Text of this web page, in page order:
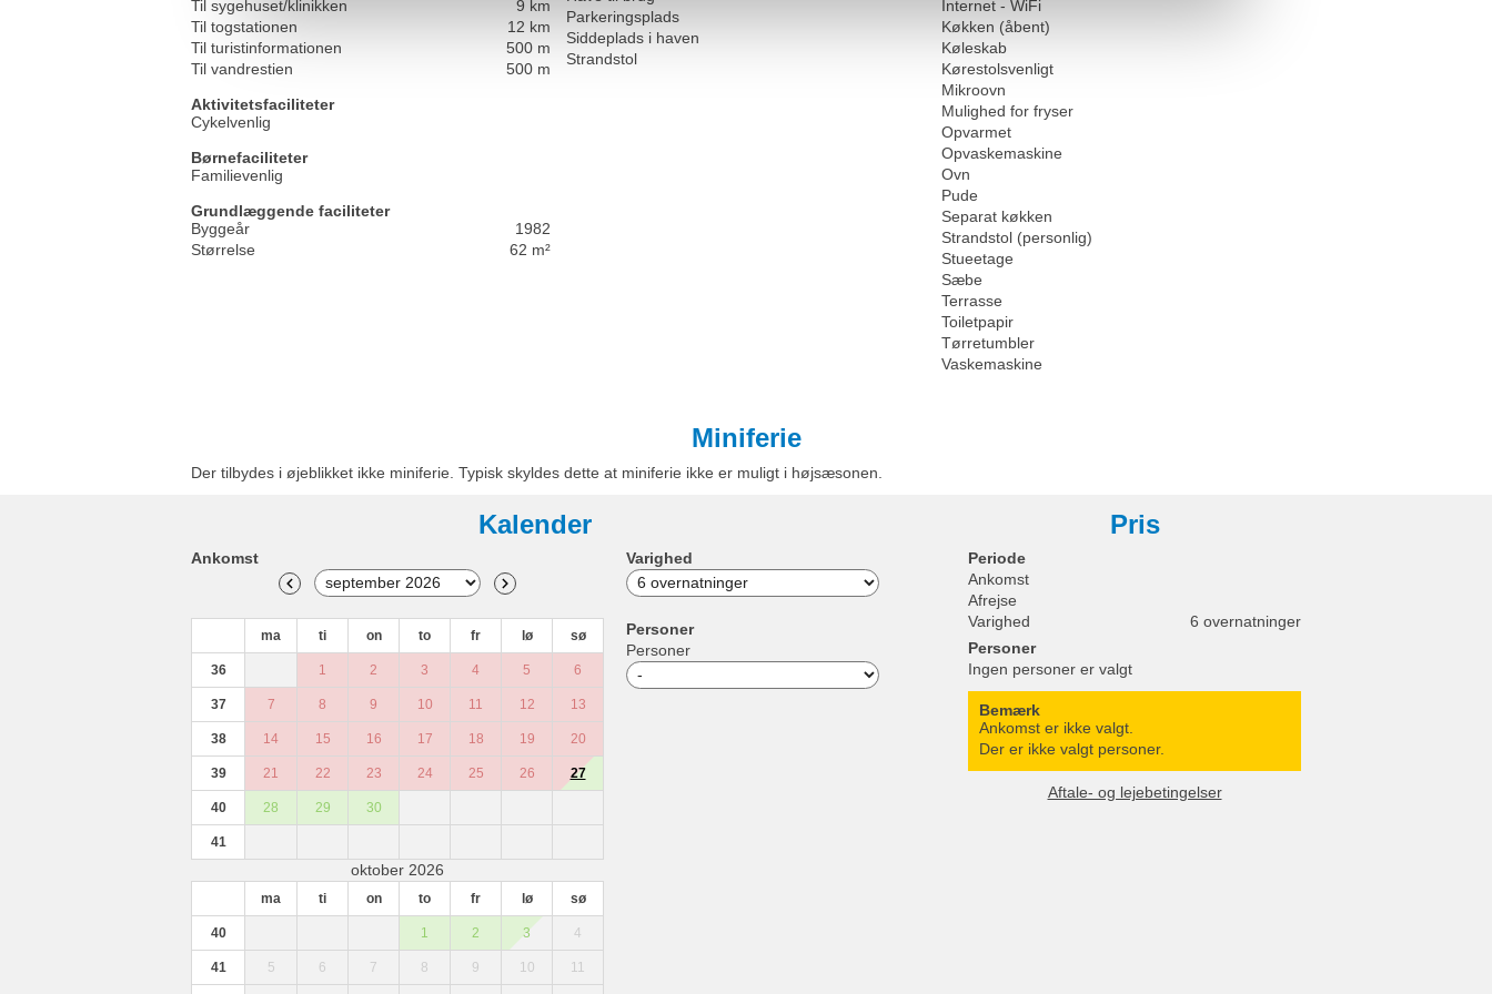
Til sygehuset/klinikken
9 km
Til togstationen
12 km
Til turistinformationen
500 m
Til vandrestien
500 m
Aktivitetsfaciliteter
Cykelvenlig
Børnefaciliteter
Familievenlig
Grundlæggende faciliteter
Byggeår
1982
Størrelse
62 m²
Parkeringsplads
Siddeplads i haven
Strandstol
Internet - WiFi
Køkken (åbent)
Køleskab
Kørestolsvenligt
Mikroovn
Mulighed for fryser
Opvarmet
Opvaskemaskine
Ovn
Pude
Separat køkken
Strandstol (personlig)
Stueetage
Sæbe
Terrasse
Toiletpapir
Tørretumbler
Vaskemaskine
Miniferie
Der tilbydes i øjeblikket ikke miniferie. Typisk skyldes dette at miniferie ikke er muligt i højsæsonen.
Kalender
Ankomst
ma ti on to fr lø sø
36 1 2 3 4 5 6
37 7 8 9 10 11 12 13
38 14 15 16 17 18 19 20
39 21 22 23 24 25 26 27
40 28 29 30
41
oktober 2026
ma ti on to fr lø sø
40 1 2 3 4
41 5 6 7 8 9 10 11
Varighed
Personer
Personer
Pris
Periode
Ankomst
Afrejse
Varighed
6 overnatninger
Personer
Ingen personer er valgt
Bemærk
Ankomst er ikke valgt.
Der er ikke valgt personer.
Aftale- og lejebetingelser